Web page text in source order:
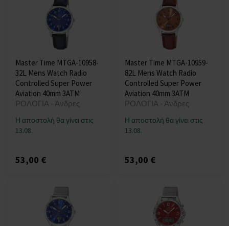
Master Time MTGA-10958-
32L Mens Watch Radio
Controlled Super Power
Aviation 40mm 3ATM
ΡΟΛΟΓΙΑ - Άνδρες
Η αποστολή θα γίνει στις
13.08.
53,00 €
Master Time MTGA-10959-
82L Mens Watch Radio
Controlled Super Power
Aviation 40mm 3ATM
ΡΟΛΟΓΙΑ - Άνδρες
Η αποστολή θα γίνει στις
13.08.
53,00 €